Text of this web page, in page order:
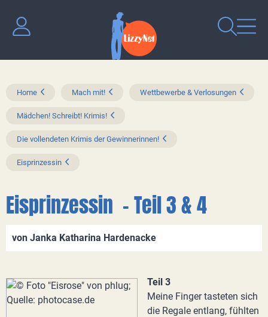
Home Mach mit! Wettbewerbe & Verlosungen
Mädchen! Schreibt! Krimis!
Die vollendeten Krimis der Gewinnerinnen!
Eisprinzessin
Eisprinzessin - Teil 3 & 4
von Janka Katharina Hardenacke
Teil 3
Meine Finger tasteten sich
die Regale entlang, fühlten